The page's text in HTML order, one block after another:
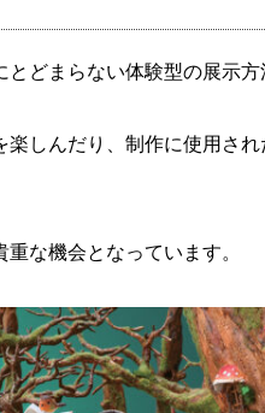
どまらない体験型の展示方
しんだり、制作に使用さ
な機会となっています。